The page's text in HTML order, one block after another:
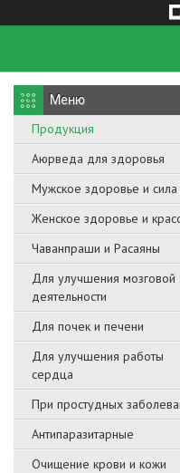
Продукция
Аюрведа для здоровья
Мужское здоровье и сила
Женское здоровье и
Чаванпраши и Расаяны
Для улучшения мозговой
деятельности
Для почек и печени
Для улучшения работы
сердца
При простудных
Антипаразитарные
Очищение крови и кожи